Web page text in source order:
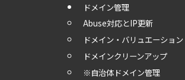
ドメイン管理
Abuse対応とIP更新
ドメイン・バリュエーション
ドメインクリーンアップ
※自治体ドメイン管理